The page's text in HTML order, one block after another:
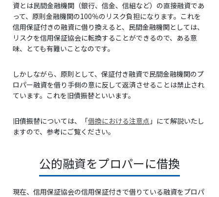
資とは民間金融機関（銀行、信金、信組など）の直接融資であ
って、原則金融機関の100％のリスク負担になります。これを
信用保証付きの融資に借り換えると、民間金融機関としては、
リスクを信用保証協会に転換することができるので、ある意
味、とても有難いことなのです。
しかしながら、原則として、保証付き融資で民間金融機関のプ
ロパー融資を借り手側の意に反して返済させることは禁止され
ています。これを旧債振替といいます。
旧債振替については、「借換における注意点 」にて解説いたし
ますので、参考にご覧ください。
公的融資をプロパーに借換
現在、信用保証協会の信用保証付きで借りている融資をプロパ